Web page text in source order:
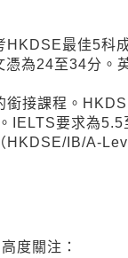
HKDSE最佳5科
為24至34分。
銜接課程。
IELTS要求為5.5
HKDSE/IB/A-
度關注：